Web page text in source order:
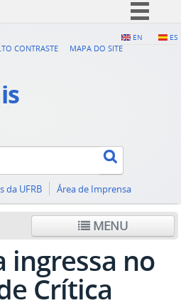
Canais
EN ES
CONTRASTE MAPA DO SITE
da UFRB Área de Imprensa
MENU
ingressa no
Crítica